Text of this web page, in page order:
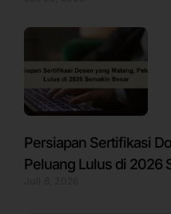
Persiapan Sertifikasi
Peluang Lulus di 2026